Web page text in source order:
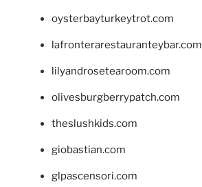
oysterbayturkeytrot.com
lafronterarestauranteybar.com
lilyandrosetearoom.com
olivesburgberrypatch.com
theslushkids.com
giobastian.com
glpascensori.com